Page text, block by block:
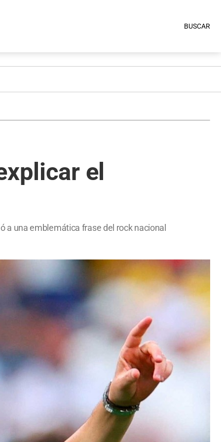
BUSCAR
el
a una emblemática frase del rock nacional